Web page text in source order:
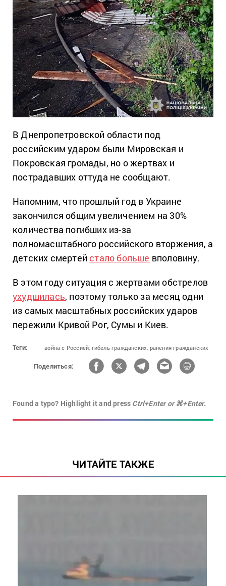
В Днепропетровской области под
российским ударом были Мировская и
Покровская громады, но о жертвах и
пострадавших оттуда не сообщают.
Напомним, что прошлый год в Украине
закончился общим увеличением на 30%
количества погибших из-за
полномасштабного российского вторжения, а
детских смертей стало больше вполовину.
В этом году ситуация с жертвами обстрелов
ухудшилась, поэтому только за месяц одни
из самых масштабных российских ударов
пережили Кривой Рог, Сумы и Киев.
Теги: война с Россией, гибель гражданских, ранения гражданских
Поделиться:
Found a typo? Highlight it and press Ctrl+Enter or ⌘+Enter.
ЧИТАЙТЕ ТАКЖЕ